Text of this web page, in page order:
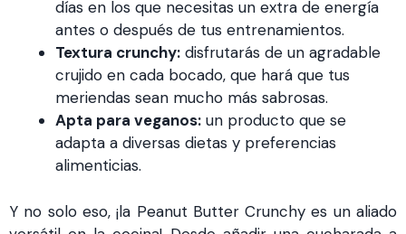
días en los que necesitas un extra de energía
antes o después de tus entrenamientos.
Textura crunchy: disfrutarás de un agradable
crujido en cada bocado, que hará que tus
meriendas sean mucho más sabrosas.
Apta para veganos: un producto que se
adapta a diversas dietas y preferencias
alimenticias.
Y no solo eso, ¡la Peanut Butter Crunchy es un aliado